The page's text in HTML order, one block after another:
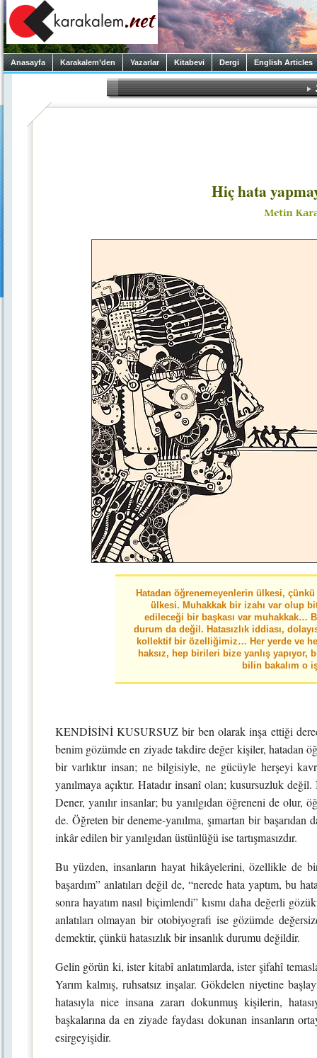
Anasayfa Karakalem’den Yazarlar Kitabevi Dergi English Articles
Hiç hata
Hatadan öğrenemeyenlerin ülkesi, çünkü
ülkesi. Muhakkak bir izahı var olup
edileceği bir başkası var muhakkak…
durum da değil. Hatasızlık iddiası,
kollektif bir özelliğimiz… Her yerde ve
haksız, hep birileri bize yanlış yapıyor,
bilin bakalım o
KENDİSİNİ KUSURSUZ bir ben olarak inşa ettiği
benim gözümde en ziyade takdire değer kişiler, hatadan
bir varlıktır insan; ne bilgisiyle, ne gücüyle herşeyi
yanılmaya açıktır. Hatadır insanî olan; kusursuzluk
Dener, yanılır insanlar; bu yanılgıdan öğreneni de olur,
de. Öğreten bir deneme-yanılma, şımartan bir
inkâr edilen bir yanılgıdan üstünlüğü ise tartışmasızdır.
Bu yüzden, insanların hayat hikâyelerini, özellikle de
başardım” anlatıları değil de, “nerede hata yaptım, bu
sonra hayatım nasıl biçimlendi” kısmı daha değerli
anlatıları olmayan bir otobiyografi ise gözümde
demektir, çünkü hatasızlık bir insanlık durumu değildir.
Gelin görün ki, ister kitabî anlatımlarda, ister şifahî
Yarım kalmış, ruhsatsız inşalar. Gökdelen niyetine
hatasıyla nice insana zararı dokunmuş kişilerin,
başkalarına da en ziyade faydası dokunan insanların
esirgeyişidir.